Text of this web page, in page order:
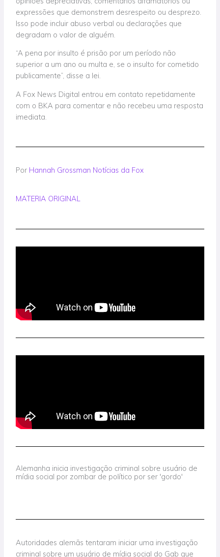
expressões que demonstrem desrespeito ou desprezo.
Isso pode incluir abuso verbal ou declarações que
degradam o valor de alguém.
“A pena por insulto é prisão por um período não
superior a um ano ou multa e, se o insulto for cometido
publicamente”, disse a lei.
A Fox News Digital entrou em contato repetidamente
com o BKA para comentar e não recebeu uma resposta
imediata.
Por Hannah Grossman Notícias da Fox
MATERIA ORIGINAL
Alemanha inicia investigação criminal sobre usuário de
mídia social por zombar de político por ser 'gordo'
Autoridades alemãs tentaram iniciar uma investigação
criminal sobre um usuário de mídia social do Gab que